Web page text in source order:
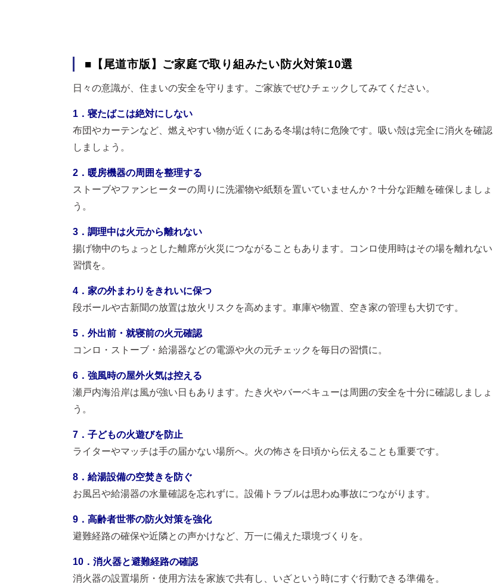
■【尾道市版】ご家庭で取り組みたい防火対策10選
日々の意識が、住まいの安全を守ります。ご家族でぜひチェックしてみてください。
1．寝たばこは絶対にしない
布団やカーテンなど、燃えやすい物が近くにある冬場は特に危険です。吸い殻は完全に消火を確認
しましょう。
2．暖房機器の周囲を整理する
ストーブやファンヒーターの周りに洗濯物や紙類を置いていませんか？十分な距離を確保しましょ
う。
3．調理中は火元から離れない
揚げ物中のちょっとした離席が火災につながることもあります。コンロ使用時はその場を離れない
習慣を。
4．家の外まわりをきれいに保つ
段ボールや古新聞の放置は放火リスクを高めます。車庫や物置、空き家の管理も大切です。
5．外出前・就寝前の火元確認
コンロ・ストーブ・給湯器などの電源や火の元チェックを毎日の習慣に。
6．強風時の屋外火気は控える
瀬戸内海沿岸は風が強い日もあります。たき火やバーベキューは周囲の安全を十分に確認しましょ
う。
7．子どもの火遊びを防止
ライターやマッチは手の届かない場所へ。火の怖さを日頃から伝えることも重要です。
8．給湯設備の空焚きを防ぐ
お風呂や給湯器の水量確認を忘れずに。設備トラブルは思わぬ事故につながります。
9．高齢者世帯の防火対策を強化
避難経路の確保や近隣との声かけなど、万一に備えた環境づくりを。
10．消火器と避難経路の確認
消火器の設置場所・使用方法を家族で共有し、いざという時にすぐ行動できる準備を。